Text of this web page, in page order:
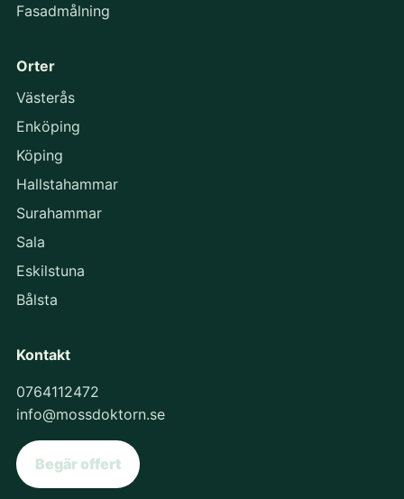
Fasadmålning
Orter
Västerås
Enköping
Köping
Hallstahammar
Surahammar
Sala
Eskilstuna
Bålsta
Kontakt
0764112472
info@mossdoktorn.se
Begär offert